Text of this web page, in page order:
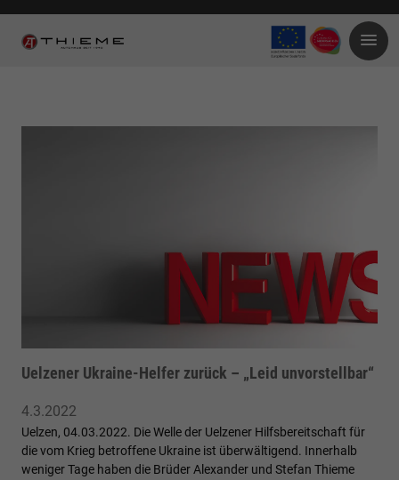
Uelzener Ukraine-Helfer zurück – „Leid unvorstellbar“
4.3.2022
Uelzen, 04.03.2022. Die Welle der Uelzener Hilfsbereitschaft für
die vom Krieg betroffene Ukraine ist überwältigend. Innerhalb
weniger Tage haben die Brüder Alexander und Stefan Thieme